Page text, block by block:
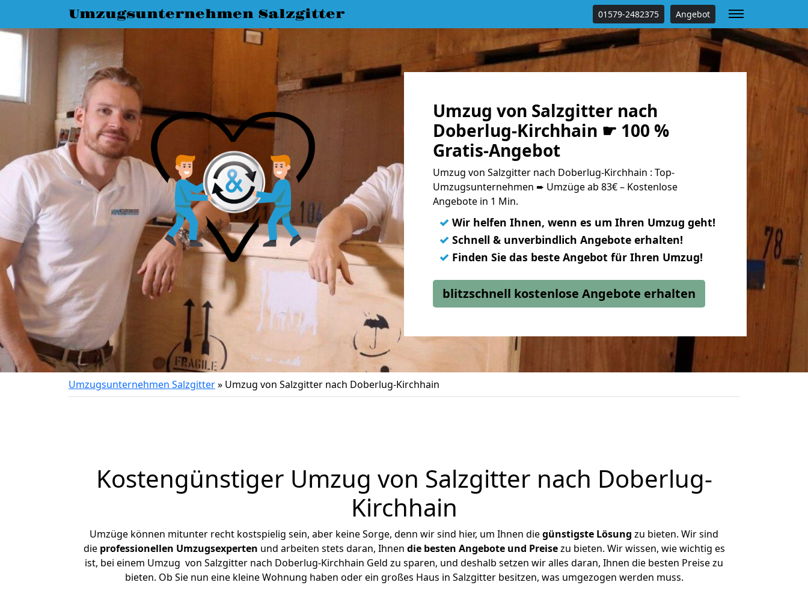
Umzugsunternehmen Salzgitter 01579-2482375 Angebot
Umzug von Salzgitter nach
Doberlug-Kirchhain ☛ 100 %
Gratis-Angebot
Umzug von Salzgitter nach Doberlug-Kirchhain : Top-
Umzugsunternehmen ➨ Umzüge ab 83€ – Kostenlose
Angebote in 1 Min.
✓ Wir helfen Ihnen, wenn es um Ihren Umzug geht!
✓ Schnell & unverbindlich Angebote erhalten!
✓ Finden Sie das beste Angebot für Ihren Umzug!
blitzschnell kostenlose Angebote erhalten
Umzugsunternehmen Salzgitter» Umzug von Salzgitter nach Doberlug-Kirchhain
Kostengünstiger Umzug von Salzgitter nach Doberlug-
Kirchhain
Umzüge können mitunter recht kostspielig sein, aber keine Sorge, denn wir sind hier, um Ihnen diegünstigste Lösung zu bieten. Wir sind
die professionellen Umzugsexperten und arbeiten stets daran, Ihnen die besten Angebote und Preisezu bieten. Wir wissen, wie wichtig es
ist, bei einem Umzug von Salzgitter nach Doberlug-Kirchhain Geld zu sparen, und deshalb setzen wir alles daran, Ihnen die besten Preise zu
bieten. Ob Sie nun eine kleine Wohnung haben oder ein großes Haus in Salzgitter besitzen, was umgezogen werden muss.